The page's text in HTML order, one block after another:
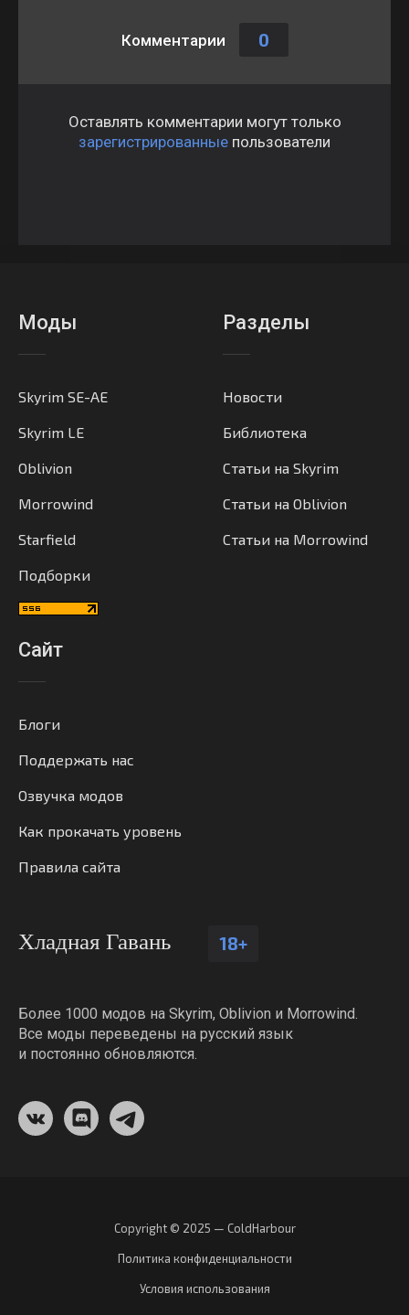
Комментарии 0
Оставлять комментарии могут только
зарегистрированные пользователи
Моды
Skyrim SE-AE
Skyrim LE
Oblivion
Morrowind
Starfield
Подборки
Разделы
Новости
Библиотека
Статьи на Skyrim
Статьи на Oblivion
Статьи на Morrowind
Сайт
Блоги
Поддержать нас
Озвучка модов
Как прокачать уровень
Правила сайта
Хладная Гавань 18+
Более 1000 модов на Skyrim, Oblivion и Morrowind.
Все моды переведены на русский язык
и постоянно обновляются.
Copyright © 2025 — ColdHarbour
Политика конфиденциальности
Условия использования